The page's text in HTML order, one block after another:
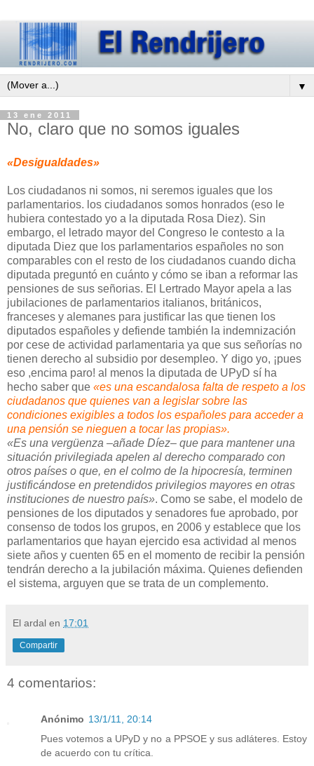
▼
13 ene 2011
No, claro que no somos iguales
«Desigualdades»
Los ciudadanos ni somos, ni seremos iguales que los
parlamentarios. los ciudadanos somos honrados (eso le
hubiera contestado yo a la diputada Rosa Diez). Sin
embargo, el letrado mayor del Congreso le contesto a la
diputada Diez que los parlamentarios españoles no son
comparables con el resto de los ciudadanos cuando dicha
diputada preguntó en cuánto y cómo se iban a reformar las
pensiones de sus señorias. El Lertrado Mayor apela a las
jubilaciones de parlamentarios italianos, británicos,
franceses y alemanes para justificar las que tienen los
diputados españoles y defiende también la indemnización
por cese de actividad parlamentaria ya que sus señorías no
tienen derecho al subsidio por desempleo. Y digo yo, ¡pues
eso ,encima paro! al menos la diputada de UPyD sí ha
hecho saber que «es una escandalosa falta de respeto a los
ciudadanos que quienes van a legislar sobre las
condiciones exigibles a todos los españoles para acceder a
una pensión se nieguen a tocar las propias».
«Es una vergüenza –añade Díez– que para mantener una
situación privilegiada apelen al derecho comparado con
otros países o que, en el colmo de la hipocresía, terminen
justificándose en pretendidos privilegios mayores en otras
instituciones de nuestro país». Como se sabe, el modelo de
pensiones de los diputados y senadores fue aprobado, por
consenso de todos los grupos, en 2006 y establece que los
parlamentarios que hayan ejercido esa actividad al menos
siete años y cuenten 65 en el momento de recibir la pensión
tendrán derecho a la jubilación máxima. Quienes defienden
el sistema, arguyen que se trata de un complemento.
El ardal en 17:01
Compartir
4 comentarios:
Anónimo 13/1/11, 20:14
Pues votemos a UPyD y no a PPSOE y sus adláteres. Estoy
de acuerdo con tu crítica.